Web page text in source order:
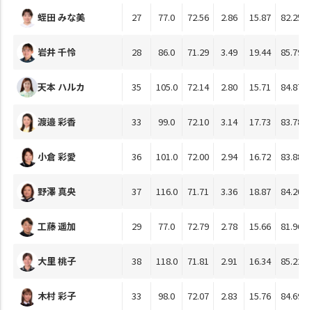
蛭田 みな美 27 77.0 72.56 2.86 15.87 82.25
岩井 千怜 28 86.0 71.29 3.49 19.44 85.79
天本 ハルカ 35 105.0 72.14 2.80 15.71 84.87
渡邉 彩香 33 99.0 72.10 3.14 17.73 83.78
小倉 彩愛 36 101.0 72.00 2.94 16.72 83.88
野澤 真央 37 116.0 71.71 3.36 18.87 84.20
工藤 遥加 29 77.0 72.79 2.78 15.66 81.96
大里 桃子 38 118.0 71.81 2.91 16.34 85.22
木村 彩子 33 98.0 72.07 2.83 15.76 84.69